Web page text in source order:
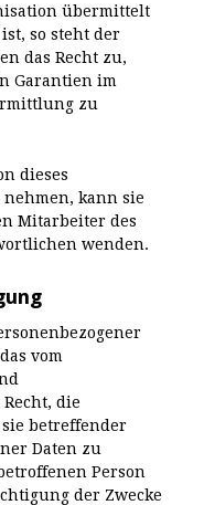
übermittelt
so steht der
das Recht zu,
Garantien im
zu
dieses
kann sie
Mitarbeiter des
wenden.
vom
die
betreffender
Daten zu
Person
der Zwecke